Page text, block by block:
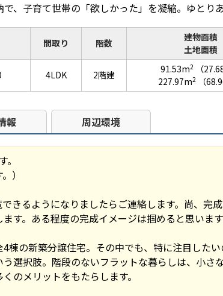
で、子育て世帯の「欲しかった」を凝縮。ゆとり
間取り 階数
建物面積
土地面積
4LDK 2階建 91.53m2
（
227.97m2 （
報 周辺環境
）
きるようになりましたらご連絡します。尚、完
す。ある程度の完成イメージは掴めると思います
棟の新築分譲住宅。その中でも、特に注目した
選択肢。階段のないフラットな暮らしは、小さ
のメリットをもたらします。